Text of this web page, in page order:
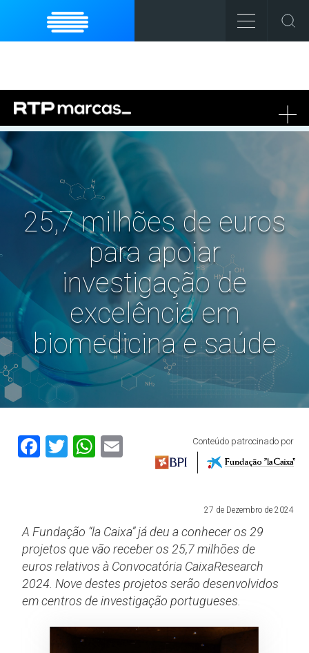
25,7 milhões de euros
para apoiar
investigação de
excelência em
biomedicina e saúde
Facebook
TwitterWhatsAppConteúdo patrocinado por
27 de Dezembro de 2024
A Fundação “la Caixa” já deu a conhecer os 29
projetos que vão receber os 25,7 milhões de
euros relativos à Convocatória CaixaResearch
2024. Nove destes projetos serão desenvolvidos
em centros de investigação portugueses.